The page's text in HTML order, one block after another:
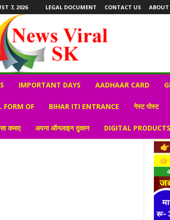
7, 2026 LEGAL DOCUMENT CONTACT US ABOUT
IMPORTANT DAYS AADHAAR CARD
FORM OF BIHAR ITI ENTRANCE गेस्ट पोस्ट
कमाए अपना ऑनलाइन दुकान DIGITAL